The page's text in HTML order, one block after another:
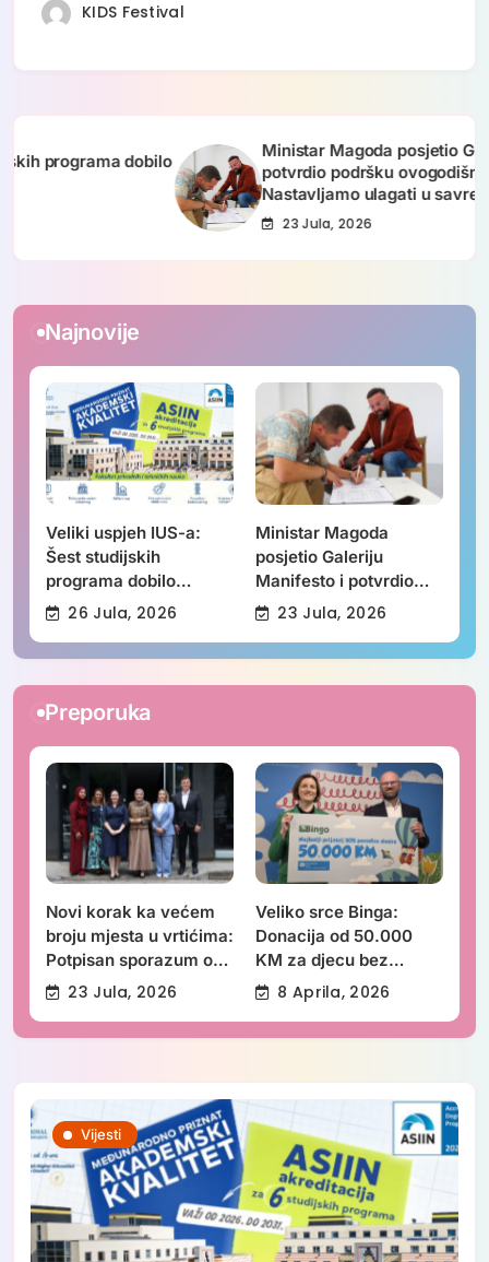
KIDS Festival
dobilo
Ministar Magoda posjetio Galeriju
potvrdio podršku ovogodišnjem FASADA
Nastavljamo ulagati u savremenu
23 Jula, 2026
Najnovije
Veliki uspjeh IUS-a:
Šest studijskih
programa dobilo
međunarodnu
26 Jula, 2026
Ministar Magoda
posjetio Galeriju
Manifesto i potvrdio
podršku ovogodišnjem
23 Jula, 2026
Preporuka
Novi korak ka većem
broju mjesta u vrtićima:
Potpisan sporazum o
proširenju kapaciteta
23 Jula, 2026
Veliko srce Binga:
Donacija od 50.000
KM za djecu bez
roditelja
8 Aprila, 2026
Vijesti